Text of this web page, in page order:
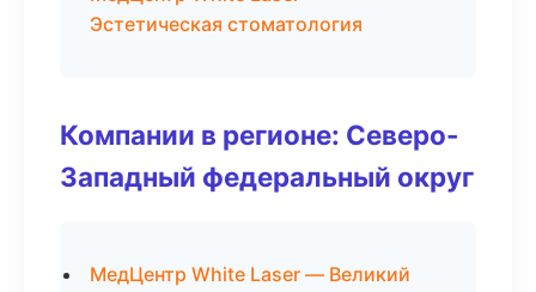
Эстетическая стоматология
Компании в регионе: Северо-
Западный федеральный округ
МедЦентр White Laser — Великий